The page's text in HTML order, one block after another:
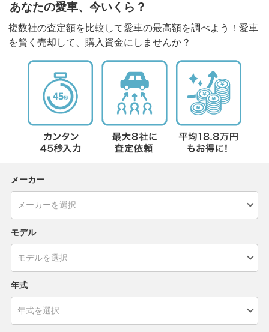
あなたの愛車、今いくら？
複数社の査定額を比較して愛車の最高額を調べよう！愛車
を賢く売却して、購入資金にしませんか？
メーカー
モデル
年式